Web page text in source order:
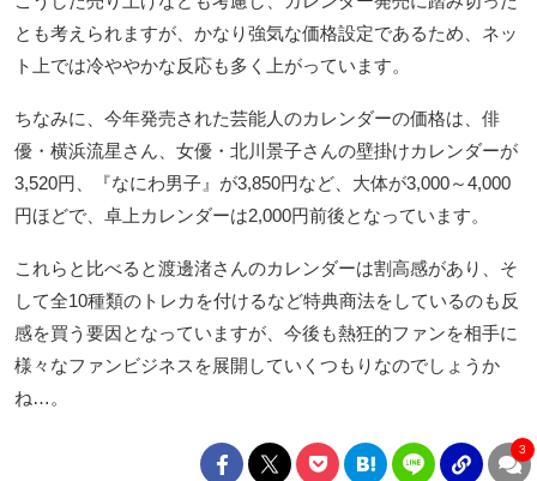
とも考えられますが、かなり強気な価格設定であるため、ネッ
ト上では冷ややかな反応も多く上がっています。
ちなみに、今年発売された芸能人のカレンダーの価格は、俳
優・横浜流星さん、女優・北川景子さんの壁掛けカレンダーが
3,520円、『なにわ男子』が3,850円など、大体が3,000～4,000
円ほどで、卓上カレンダーは2,000円前後となっています。
これらと比べると渡邊渚さんのカレンダーは割高感があり、そ
して全10種類のトレカを付けるなど特典商法をしているのも反
感を買う要因となっていますが、今後も熱狂的ファンを相手に
様々なファンビジネスを展開していくつもりなのでしょうか
ね…。
3